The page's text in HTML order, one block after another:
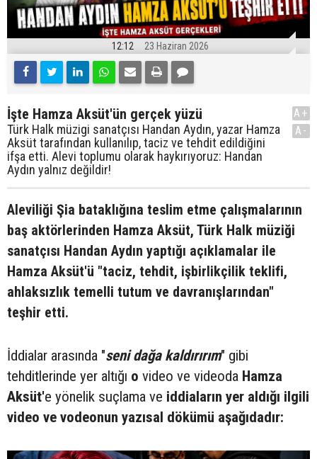
12:12 23 Haziran 2026
İşte Hamza Aksüt'ün gerçek yüzü
Türk Halk müzigi sanatçısı Handan Aydın, yazar Hamza
Aksüt tarafından kullanılıp, taciz ve tehdit edildiğini
ifşa etti. Alevi toplumu olarak haykırıyoruz: Handan
Aydın yalnız değildir!
A+
A-
Aleviliği Şia bataklığına teslim etme çalışmalarının
baş aktörlerinden Hamza Aksüt, Türk Halk müziği
sanatçısı Handan Aydın yaptığı açıklamalar ile
Hamza Aksüt'ü "taciz, tehdit, işbirlikçilik teklifi,
ahlaksızlık temelli tutum ve davranışlarından"
teşhir etti.
İddialar arasında "seni dağa kaldırırım" gibi
tehditlerinde yer altığı o video ve videoda Hamza
Aksüt'e yönelik suçlama ve iddiaların yer aldığı ilgili
video ve vodeonun yazısal dökümü aşağıdadır: